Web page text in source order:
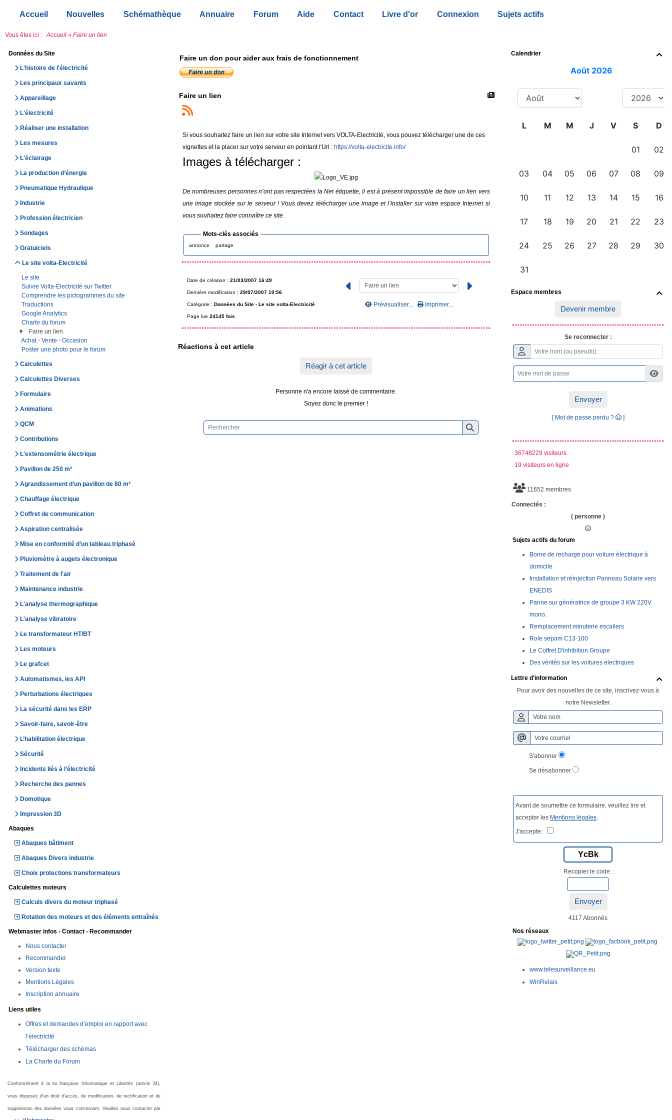
Accueil Nouvelles Schémathèque Annuaire Forum Aide Contact Livre d'or Connexion Sujets actifs
Vous êtes ici : Accueil » Faire un lien
Données du Site
L'histoire de l'électricité
Les principaux savants
Appareillage
L'électricité
Réaliser une installation
Les mesures
L'éclairage
La production d’énergie
Pneumatique Hydraulique
Industrie
Profession électricien
Sondages
Gratuiciels
Le site volta-Electricité
Le site
Suivre Volta-Électricité sur Twitter
Comprendre les pictogrammes du site
Traductions
Google Analytics
Charte du forum
Faire un lien
Achat - Vente - Occasion
Poster une photo pour le forum
Calculettes
Calculettes Diverses
Formulaire
Animations
QCM
Contributions
L'extensométrie électrique
Pavillon de 250 m²
Agrandissement d’un pavillon de 80 m²
Chauffage électrique
Coffret de communication
Aspiration centralisée
Mise en conformité d’un tableau triphasé
Pluviomètre à augets électronique
Traitement de l'air
Maintenance industrie
L'analyse thermographique
L'analyse vibratoire
Le transformateur HT/BT
Les moteurs
Le grafcet
Automatismes, les API
Perturbations électriques
La sécurité dans les ERP
Savoir-faire, savoir-être
L’habilitation électrique
Sécurité
Incidents liés à l’électricité
Recherche des pannes
Domotique
Impression 3D
Abaques
Abaques bâtiment
Abaques Divers industrie
Choix protections transformateurs
Calculettes moteurs
Calculs divers du moteur triphasé
Rotation des moteurs et des éléments entraînés
Webmaster infos - Contact - Recommander
Nous contacter
Recommander
Version texte
Mentions Légales
Inscription annuaire
Liens utiles
Offres et demandes d’emploi en rapport avec
l’électricité
Télécharger des schémas
La Charte du Forum
Conformément à la loi française Informatique et Libertés (article 34),
vous disposez d'un droit d'accès, de modification, de rectification et de
suppression des données vous concernant. Veuillez nous contacter par
Faire un don pour aider aux frais de fonctionnement
Faire un lien
Si vous souhaitez faire un lien sur votre site Internet vers VOLTA-Electricité, vous pouvez télécharger une de ces
vignettes et la placer sur votre serveur en pointant l'Url : https://volta-electricite.info/
Images à télécharger :
De nombreuses personnes n’ont pas respectées la Net étiquette, il est à présent impossible de faire un lien vers
une image stockée sur le serveur ! Vous devez télécharger une image et l’installer sur votre espace Internet si
vous souhaitez faire connaître ce site.
Mots-clés associés
annonce partage
Date de création : 21/03/2007 16:49
Dernière modification : 29/07/2007 10:56
Catégorie : Données du Site - Le site volta-Electricité
Page lue 24145 fois
Prévisualiser... Imprimer...
Réactions à cet article
Réagir à cet article
Personne n'a encore laissé de commentaire.
Soyez donc le premier !

Calendrier

Espace membres
Devenir membre
Se reconnecter :
Envoyer
[ Mot de passe perdu ? ]
36748229 visiteurs
19 visiteurs en ligne
11652 membres
Connectés :
( personne )
Sujets actifs du forum
Borne de recharge pour voiture électrique à
domicile
Installation et réinjection Panneau Solaire vers
ENEDIS
Panne sur génératrice de groupe 3 KW 220V
mono.
Remplacement minuterie escaliers
Role sepam C13-100
Le Coffret D'inhibition Groupe
Des vérités sur les voitures électriques

Lettre d'information
Pour avoir des nouvelles de ce site, inscrivez-vous à
notre Newsletter.
S'abonner
Se désabonner
Avant de soumettre ce formulaire, veuillez lire et
accepter les Mentions légales
J'accepte:
YcBk
Recopier le code :
Envoyer
4117 Abonnés
Nos réseaux
www.telesurveillance.eu
WinRelais